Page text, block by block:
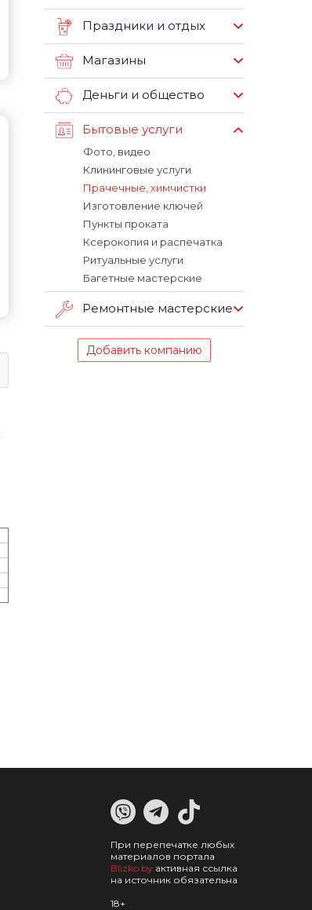
Праздники и отдых
Магазины
Деньги и общество
Бытовые услуги
Фото, видео
Клининговые услуги
Прачечные, химчистки
Изготовление ключей
Пункты проката
Ксерокопия и распечатка
Ритуальные услуги
Багетные мастерские
Ремонтные мастерские
Добавить компанию
При перепечатке любых
материалов портала
Blizko.by активная ссылка
на источник обязательна
18+